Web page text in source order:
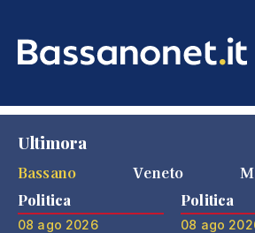
Ultimora
Bassano
Veneto
Politica
08 ago 2026
Politica
08 ago